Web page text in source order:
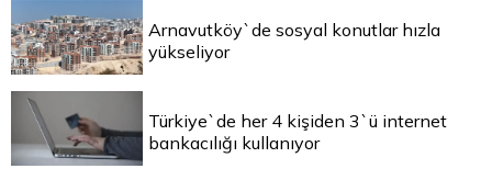
Arnavutköy`de sosyal konutlar hızla
yükseliyor
Türkiye`de her 4 kişiden 3`ü internet
bankacılığı kullanıyor